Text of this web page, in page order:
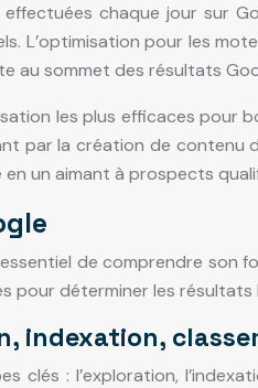
chaque jour sur
L’optimisation pour les
au sommet des résultats
les plus efficaces pour
par la création de
un aimant à prospects
de comprendre son
pour déterminer les
indexation,
: l’exploration,